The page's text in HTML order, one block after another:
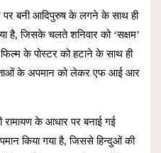
ar
e
पर बनी आदिपुरुष के लगने के साथ ही
है, जिसके चलते शनिवार को ‘सक्षम’
के पोस्टर को हटाने के साथ ही
के अपमान को लेकर एफ आई आर
रामायण के आधार पर बनाई गई
किया गया है, जिससे हिन्दुओं की